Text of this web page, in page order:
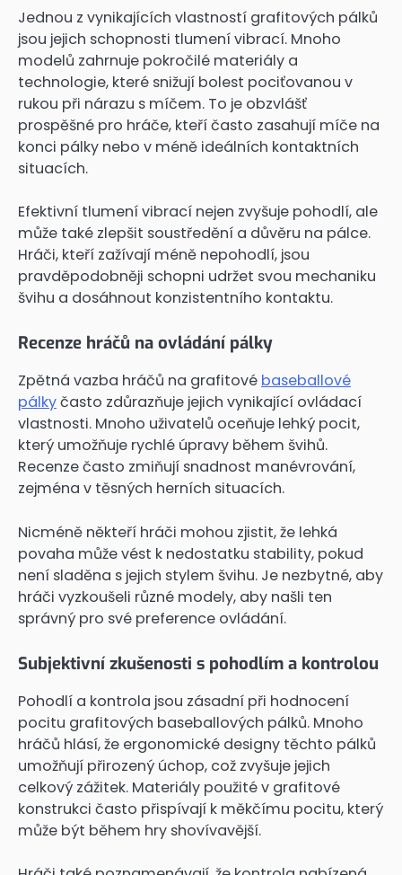
Jednou z vynikajících vlastností grafitových pálků
jsou jejich schopnosti tlumení vibrací. Mnoho
modelů zahrnuje pokročilé materiály a
technologie, které snižují bolest pociťovanou v
rukou při nárazu s míčem. To je obzvlášť
prospěšné pro hráče, kteří často zasahují míče na
konci pálky nebo v méně ideálních kontaktních
situacích.
Efektivní tlumení vibrací nejen zvyšuje pohodlí, ale
může také zlepšit soustředění a důvěru na pálce.
Hráči, kteří zažívají méně nepohodlí, jsou
pravděpodobněji schopni udržet svou mechaniku
švihu a dosáhnout konzistentního kontaktu.
Recenze hráčů na ovládání pálky
Zpětná vazba hráčů na grafitové baseballové
pálkyčasto zdůrazňuje jejich vynikající ovládací
vlastnosti. Mnoho uživatelů oceňuje lehký pocit,
který umožňuje rychlé úpravy během švihů.
Recenze často zmiňují snadnost manévrování,
zejména v těsných herních situacích.
Nicméně někteří hráči mohou zjistit, že lehká
povaha může vést k nedostatku stability, pokud
není sladěna s jejich stylem švihu. Je nezbytné, aby
hráči vyzkoušeli různé modely, aby našli ten
správný pro své preference ovládání.
Subjektivní zkušenosti s pohodlím a kontrolou
Pohodlí a kontrola jsou zásadní při hodnocení
pocitu grafitových baseballových pálků. Mnoho
hráčů hlásí, že ergonomické designy těchto pálků
umožňují přirozený úchop, což zvyšuje jejich
celkový zážitek. Materiály použité v grafitové
konstrukci často přispívají k měkčímu pocitu, který
může být během hry shovívavější.